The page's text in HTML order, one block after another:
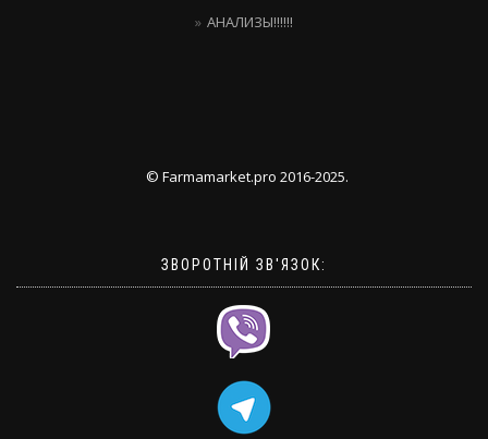
АНАЛИЗЫ!!!!!!
© Farmamarket.pro 2016-2025.
ЗВОРОТНІЙ ЗВ'ЯЗОК: